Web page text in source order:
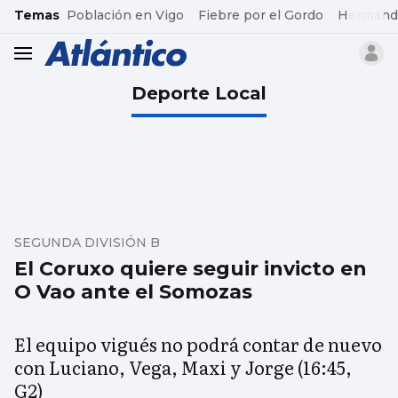
common.go-to-content
Temas Población en Vigo Fiebre por el Gordo
header.menu.open
Deporte Local
El Coruxo quiere seguir invicto en
O Vao ante el Somozas
SEGUNDA DIVISIÓN B
El equipo vigués no podrá contar de nuevo
con Luciano, Vega, Maxi y Jorge (16:45,
G2)